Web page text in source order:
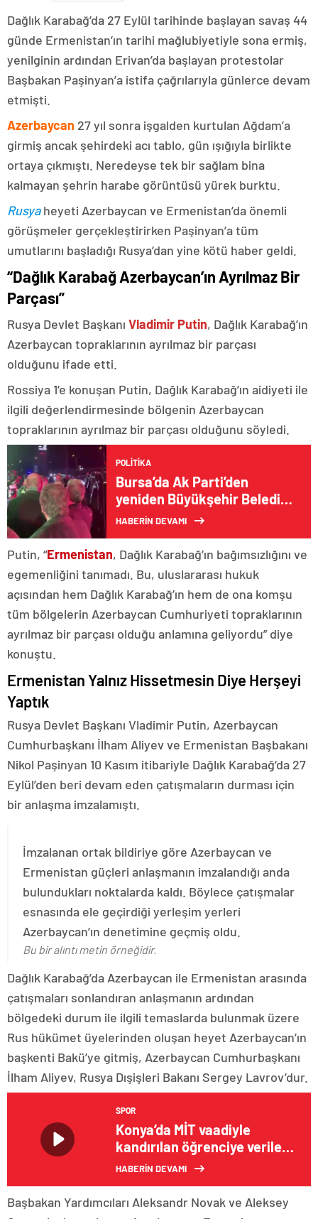
Dağlık Karabağ’da 27 Eylül tarihinde başlayan savaş 44
günde Ermenistan’ın tarihi mağlubiyetiyle sona ermiş,
yenilginin ardından Erivan’da başlayan protestolar
Başbakan Paşinyan’a istifa çağrılarıyla günlerce devam
etmişti.
Azerbaycan 27 yıl sonra işgalden kurtulan Ağdam’a
girmiş ancak şehirdeki acı tablo, gün ışığıyla birlikte
ortaya çıkmıştı. Neredeyse tek bir sağlam bina
kalmayan şehrin harabe görüntüsü yürek burktu.
Rusyaheyeti Azerbaycan ve Ermenistan’da önemli
görüşmeler gerçekleştirirken Paşinyan’a tüm
umutlarını başladığı Rusya’dan yine kötü haber geldi.
“Dağlık Karabağ Azerbaycan’ın Ayrılmaz Bir
Parçası”
Rusya Devlet Başkanı Vladimir Putin, Dağlık Karabağ’ın
Azerbaycan topraklarının ayrılmaz bir parçası
olduğunu ifade etti.
Rossiya 1’e konuşan Putin, Dağlık Karabağ’ın aidiyeti ile
ilgili değerlendirmesinde bölgenin Azerbaycan
topraklarının ayrılmaz bir parçası olduğunu söyledi.
POLITIKA
Bursa’da Ak Parti’den
yeniden Büyükşehir Beledi
Başkanlığına aday gösterilen
karşılandı
HABERİN DEVAMI
Putin, “Ermenistan, Dağlık Karabağ’ın bağımsızlığını ve
egemenliğini tanımadı. Bu, uluslararası hukuk
açısından hem Dağlık Karabağ’ın hem de ona komşu
tüm bölgelerin Azerbaycan Cumhuriyeti topraklarının
ayrılmaz bir parçası olduğu anlamına geliyordu” diye
konuştu.
Ermenistan Yalnız Hissetmesin Diye Herşeyi
Yaptık
Rusya Devlet Başkanı Vladimir Putin, Azerbaycan
Cumhurbaşkanı İlham Aliyev ve Ermenistan Başbakanı
Nikol Paşinyan 10 Kasım itibariyle Dağlık Karabağ’da 27
Eylül’den beri devam eden çatışmaların durması için
bir anlaşma imzalamıştı.
İmzalanan ortak bildiriye göre Azerbaycan ve
Ermenistan güçleri anlaşmanın imzalandığı anda
bulundukları noktalarda kaldı. Böylece çatışmalar
esnasında ele geçirdiği yerleşim yerleri
Azerbaycan’ın denetimine geçmiş oldu.
Bu bir alıntı metin örneğidir.
Dağlık Karabağ’da Azerbaycan ile Ermenistan arasında
çatışmaları sonlandıran anlaşmanın ardından
bölgedeki durum ile ilgili temaslarda bulunmak üzere
Rus hükümet üyelerinden oluşan heyet Azerbaycan’ın
başkenti Bakü’ye gitmiş, Azerbaycan Cumhurbaşkanı
İlham Aliyev, Rusya Dışişleri Bakanı Sergey Lavrov’dur.
SPOR
Konya’da MİT vaadiyle
kandırılan öğrenciye verilen
cezalar az bulundu
HABERİN DEVAMI
Başbakan Yardımcıları Aleksandr Novak ve Aleksey